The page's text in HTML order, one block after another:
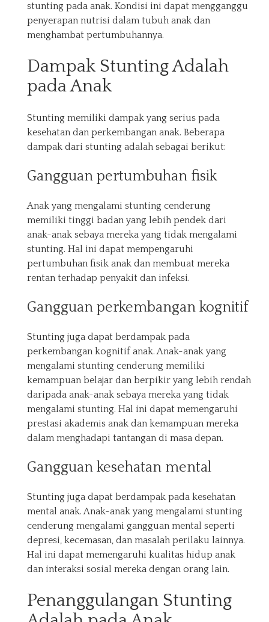
stunting pada anak. Kondisi ini dapat mengganggu
penyerapan nutrisi dalam tubuh anak dan
menghambat pertumbuhannya.
Dampak Stunting Adalah
pada Anak
Stunting memiliki dampak yang serius pada
kesehatan dan perkembangan anak. Beberapa
dampak dari stunting adalah sebagai berikut:
Gangguan pertumbuhan fisik
Anak yang mengalami stunting cenderung
memiliki tinggi badan yang lebih pendek dari
anak-anak sebaya mereka yang tidak mengalami
stunting. Hal ini dapat mempengaruhi
pertumbuhan fisik anak dan membuat mereka
rentan terhadap penyakit dan infeksi.
Gangguan perkembangan kognitif
Stunting juga dapat berdampak pada
perkembangan kognitif anak. Anak-anak yang
mengalami stunting cenderung memiliki
kemampuan belajar dan berpikir yang lebih rendah
daripada anak-anak sebaya mereka yang tidak
mengalami stunting. Hal ini dapat memengaruhi
prestasi akademis anak dan kemampuan mereka
dalam menghadapi tantangan di masa depan.
Gangguan kesehatan mental
Stunting juga dapat berdampak pada kesehatan
mental anak. Anak-anak yang mengalami stunting
cenderung mengalami gangguan mental seperti
depresi, kecemasan, dan masalah perilaku lainnya.
Hal ini dapat memengaruhi kualitas hidup anak
dan interaksi sosial mereka dengan orang lain.
Penanggulangan Stunting